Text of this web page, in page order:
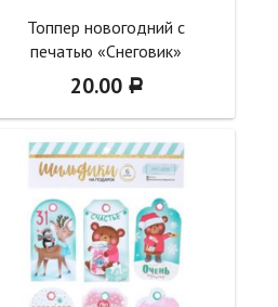
Топпер новогодний с
печатью «Снеговик»
20.00 Р